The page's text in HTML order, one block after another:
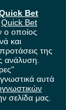
Bet
Quick Bet
ο οποίος
και
της
ανάλυση.
αυτά
σελίδα μας.